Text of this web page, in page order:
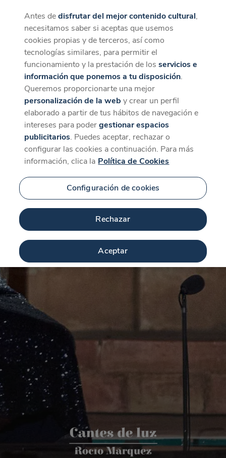
CaixaForum+
La mejor experiencia desde la App
Descargar
Antes dedisfrutar del mejor contenido cultural,
necesitamos saber si aceptas que usemos
cookies propias y de terceros, así como
tecnologías similares, para permitir el
funcionamiento y la prestación de losservicios e
información que ponemos a tu disposición.
Queremos proporcionarte una mejor
personalización de la web y crear un perfil
elaborado a partir de tus hábitos de navegación e
intereses para podergestionar espacios
publicitarios. Puedes aceptar, rechazar o
configurar las cookies a continuación. Para más
información, clica la Política de Cookies
Configuración de cookies
Rechazar
Aceptar